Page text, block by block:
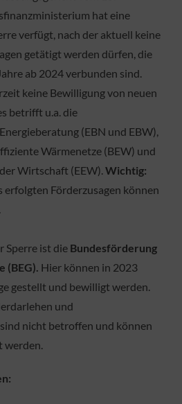
hat eine
verfügt, nach der aktuell keine
getätigt werden dürfen, die
ab 2024 verbunden sind.
keine Bewilligung von neuen
betrifft u.a. die
(EBN und EBW),
Wärmenetze (BEW) und
Wirtschaft (EEW).Wichtig:
Förderzusagen können
Sperre ist die Bundesförderung
(BEG). Hier können in 2023
gestellt und bewilligt werden.
und
nicht betroffen und können
werden.